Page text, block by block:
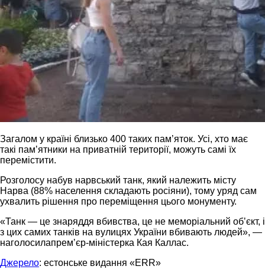
Загалом у країні близько 400 таких пам’яток. Усі, хто має
такі памʼятники на приватній території, можуть самі їх
перемістити.
Розголосу набув нарвський танк, який належить місту
Нарва (88% населення складають росіяни), тому уряд сам
ухвалить рішення про переміщення цього монументу.
«Танк — це знаряддя вбивства, це не меморіальний обʼєкт, і
з цих самих танків на вулицях України вбивають людей», —
наголосилапремʼєр-міністерка Кая Каллас.
Джерело: естонське видання «ERR»